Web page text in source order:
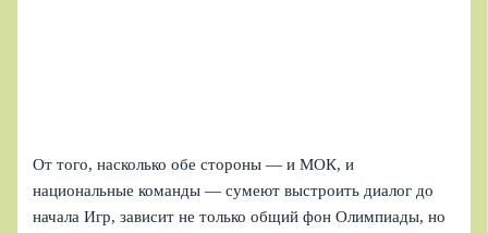
От того, насколько обе стороны — и МОК, и
национальные команды — сумеют выстроить диалог до
начала Игр, зависит не только общий фон Олимпиады, но